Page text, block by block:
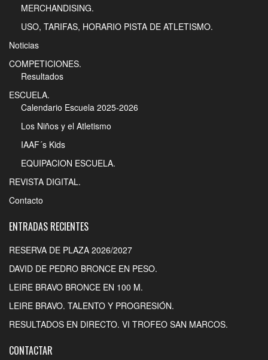
MERCHANDISING.
USO, TARIFAS, HORARIO PISTA DE ATLETISMO.
Noticias
COMPETICIONES.
Resultados
ESCUELA.
Calendario Escuela 2025-2026
Los Niños y el Atletismo
IAAF´s Kids
EQUIPACION ESCUELA.
REVISTA DIGITAL.
Contacto
ENTRADAS RECIENTES
RESERVA DE PLAZA 2026/2027
DAVID DE PEDRO BRONCE EN PESO.
LEIRE BRAVO BRONCE EN 100 M.
LEIRE BRAVO. TALENTO Y PROGRESIÓN.
RESULTADOS EN DIRECTO. VI TROFEO SAN MARCOS.
CONTACTAR